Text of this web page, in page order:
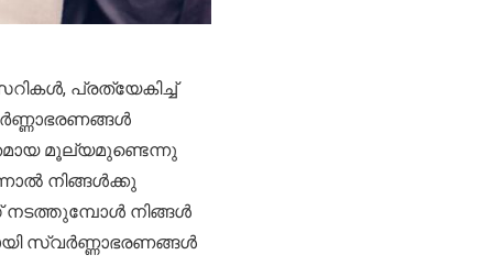
പ്രത്യേകിച്ച്
മൂല്യമുണ്ടെന്നു
നിങ്ങൾക്കു
നടത്തുമ്പോൾ നിങ്ങൾ
സ്വർണ്ണാഭരണങ്ങൾ